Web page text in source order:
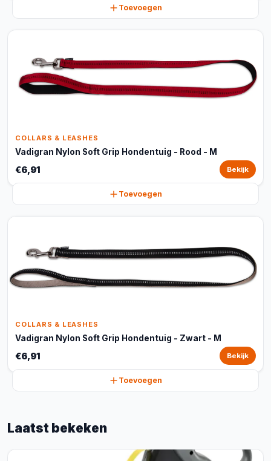
Toevoegen
COLLARS & LEASHES
Vadigran Nylon Soft Grip Hondentuig - Rood - M
€6,91 Bekijk
Toevoegen
COLLARS & LEASHES
Vadigran Nylon Soft Grip Hondentuig - Zwart - M
€6,91 Bekijk
Toevoegen
Laatst bekeken